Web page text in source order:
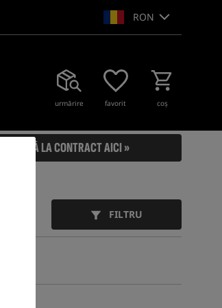
RON
urmărire favorit coş
RENUNȚĂ LA CONTRACT AICI »
FILTRU